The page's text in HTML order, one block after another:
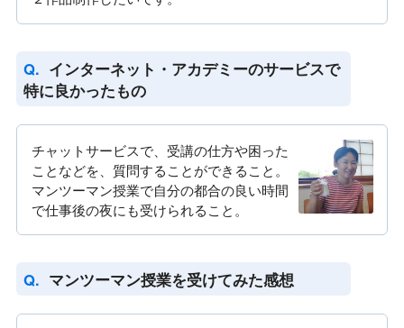
インターネット・アカデミーのサービスで
特に良かったもの
チャットサービスで、受講の仕方や困った
ことなどを、質問することができること。
マンツーマン授業で自分の都合の良い時間
で仕事後の夜にも受けられること。
マンツーマン授業を受けてみた感想